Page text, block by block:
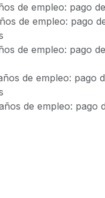
de empleo: pago
de empleo: pago
de empleo: pago
de empleo: pago
de empleo: pago